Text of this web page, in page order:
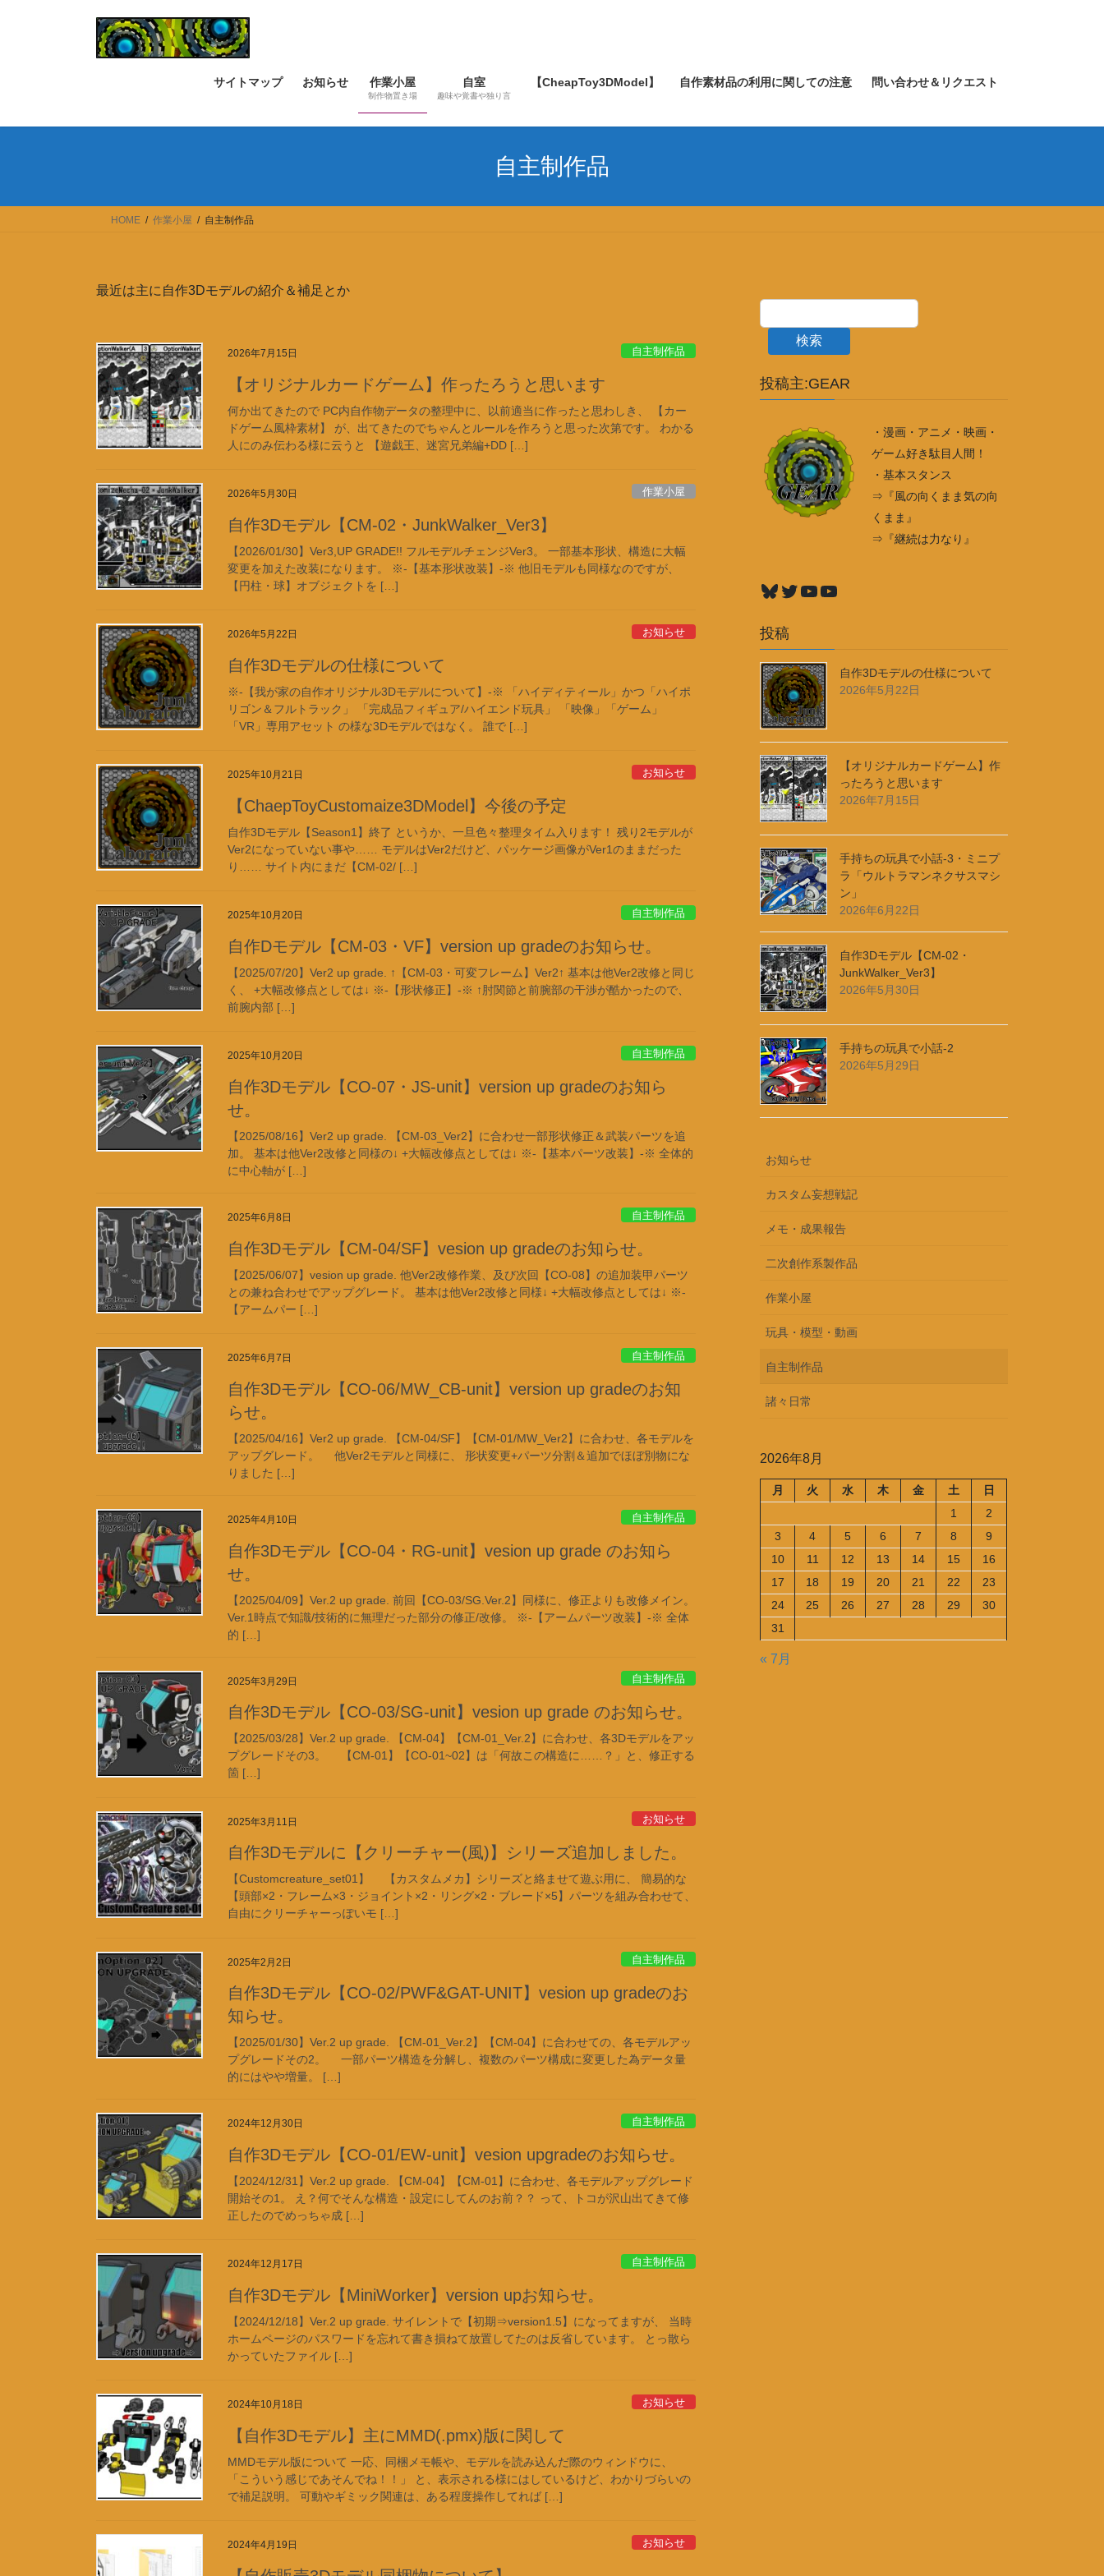
ス
ン
サイトマップ お知らせ 作業小屋
制作物置き場
自室
趣味や覚書や独り言
【CheapToy3DModel】 自作素材品の利用に関しての注意 問い合わせ＆リクエスト
自主制作品
HOME 作業小屋 自主制作品
最近は主に自作3Dモデルの紹介＆補足とか
2026年7月15日 自主制作品
【オリジナルカードゲーム】作ったろうと思います
何か出てきたので PC内自作物データの整理中に、以前適当に作ったと思わしき、 【カー
ドゲーム風枠素材】 が、出てきたのでちゃんとルールを作ろうと思った次第です。 わかる
人にのみ伝わる様に云うと 【遊戯王、迷宮兄弟編+DD […]
2026年5月30日 作業小屋
自作3Dモデル【CM-02・JunkWalker_Ver3】
【2026/01/30】Ver3,UP GRADE!! フルモデルチェンジVer3。 一部基本形状、構造に大幅
変更を加えた改装になります。 ※-【基本形状改装】-※ 他旧モデルも同様なのですが、
【円柱・球】オブジェクトを […]
2026年5月22日 お知らせ
自作3Dモデルの仕様について
※-【我が家の自作オリジナル3Dモデルについて】-※ 「ハイディティール」かつ「ハイポ
リゴン＆フルトラック」 「完成品フィギュア/ハイエンド玩具」 「映像」「ゲーム」
「VR」専用アセット の様な3Dモデルではなく。 誰で […]
2025年10月21日 お知らせ
【ChaepToyCustomaize3DModel】今後の予定
自作3Dモデル【Season1】終了 というか、一旦色々整理タイム入ります！ 残り2モデルが
Ver2になっていない事や…… モデルはVer2だけど、パッケージ画像がVer1のままだった
り…… サイト内にまだ【CM-02/ […]
2025年10月20日 自主制作品
自作Dモデル【CM-03・VF】version up gradeのお知らせ。
【2025/07/20】Ver2 up grade. ↑【CM-03・可変フレーム】Ver2↑ 基本は他Ver2改修と同じ
く、 +大幅改修点としては↓ ※-【形状修正】-※ ↑肘関節と前腕部の干渉が酷かったので、
前腕内部 […]
2025年10月20日 自主制作品
自作3Dモデル【CO-07・JS-unit】version up gradeのお知ら
せ。
【2025/08/16】Ver2 up grade. 【CM-03_Ver2】に合わせ一部形状修正＆武装パーツを追
加。 基本は他Ver2改修と同様の↓ +大幅改修点としては↓ ※-【基本パーツ改装】-※ 全体的
に中心軸が […]
2025年6月8日 自主制作品
自作3Dモデル【CM-04/SF】vesion up gradeのお知らせ。
【2025/06/07】vesion up grade. 他Ver2改修作業、及び次回【CO-08】の追加装甲パーツ
との兼ね合わせでアップグレード。 基本は他Ver2改修と同様↓ +大幅改修点としては↓ ※-
【アームパー […]
2025年6月7日 自主制作品
自作3Dモデル【CO-06/MW_CB-unit】version up gradeのお知
らせ。
【2025/04/16】Ver2 up grade. 【CM-04/SF】【CM-01/MW_Ver2】に合わせ、各モデルを
アップグレード。 他Ver2モデルと同様に、 形状変更+パーツ分割＆追加でほぼ別物にな
りました […]
2025年4月10日 自主制作品
自作3Dモデル【CO-04・RG-unit】vesion up grade のお知ら
せ。
【2025/04/09】Ver.2 up grade. 前回【CO-03/SG.Ver.2】同様に、修正よりも改修メイン。
Ver.1時点で知識/技術的に無理だった部分の修正/改修。 ※-【アームパーツ改装】-※ 全体
的 […]
2025年3月29日 自主制作品
自作3Dモデル【CO-03/SG-unit】vesion up grade のお知らせ。
【2025/03/28】Ver.2 up grade. 【CM-04】【CM-01_Ver.2】に合わせ、各3Dモデルをアッ
プグレードその3。 【CM-01】【CO-01~02】は「何故この構造に……？」と、修正する
箇 […]
2025年3月11日 お知らせ
自作3Dモデルに【クリーチャー(風)】シリーズ追加しました。
【Customcreature_set01】 【カスタムメカ】シリーズと絡ませて遊ぶ用に、 簡易的な
【頭部×2・フレーム×3・ジョイント×2・リング×2・ブレード×5】パーツを組み合わせて、
自由にクリーチャーっぽいモ […]
2025年2月2日 自主制作品
自作3Dモデル【CO-02/PWF&GAT-UNIT】vesion up gradeのお
知らせ。
【2025/01/30】Ver.2 up grade. 【CM-01_Ver.2】【CM-04】に合わせての、各モデルアッ
プグレードその2。 一部パーツ構造を分解し、複数のパーツ構成に変更した為データ量
的にはやや増量。 […]
2024年12月30日 自主制作品
自作3Dモデル【CO-01/EW-unit】vesion upgradeのお知らせ。
【2024/12/31】Ver.2 up grade. 【CM-04】【CM-01】に合わせ、各モデルアップグレード
開始その1。 え？何でそんな構造・設定にしてんのお前？？ って、トコが沢山出てきて修
正したのでめっちゃ成 […]
2024年12月17日 自主制作品
自作3Dモデル【MiniWorker】version upお知らせ。
【2024/12/18】Ver.2 up grade. サイレントで【初期⇒version1.5】になってますが、 当時
ホームページのパスワードを忘れて書き損ねて放置してたのは反省しています。 とっ散ら
かっていたファイル […]
2024年10月18日 お知らせ
【自作3Dモデル】主にMMD(.pmx)版に関して
MMDモデル版について 一応、同梱メモ帳や、モデルを読み込んだ際のウィンドウに、
「こういう感じであそんでね！！」 と、表示される様にはしているけど、わかりづらいの
で補足説明。 可動やギミック関連は、ある程度操作してれば […]
2024年4月19日 お知らせ
検索
投稿主:GEAR
・漫画・アニメ・映画・
ゲーム好き駄目人間！
・基本スタンス
⇒『風の向くまま気の向
くまま』
⇒『継続は力なり』
Bluesky
Twitter
YouTube
YouTube
投稿
自作3Dモデルの仕様について
2026年5月22日
【オリジナルカードゲーム】作
ったろうと思います
2026年7月15日
手持ちの玩具で小話-3・ミニプ
ラ「ウルトラマンネクサスマシ
ン」
2026年6月22日
自作3Dモデル【CM-02・
JunkWalker_Ver3】
2026年5月30日
手持ちの玩具で小話-2
2026年5月29日
お知らせ
カスタム妄想戦記
メモ・成果報告
二次創作系製作品
作業小屋
玩具・模型・動画
自主制作品
諸々日常
2026年8月
月 火 水 木 金 土
日
1
2
3
4 5 6 7 8
9
10
11 12 13 14 15
16
17
18 19 20 21 22
23
24
25 26 27 28 29
30
31
« 7月